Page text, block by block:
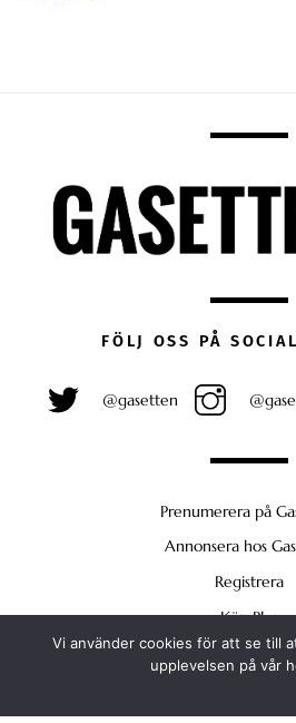
FÖLJ OSS PÅ
@gasetten
Prenumerera på
Annonsera hos
Registrera
Köp Plus
Vi använder cookies för att se till
upplevelsen på vår